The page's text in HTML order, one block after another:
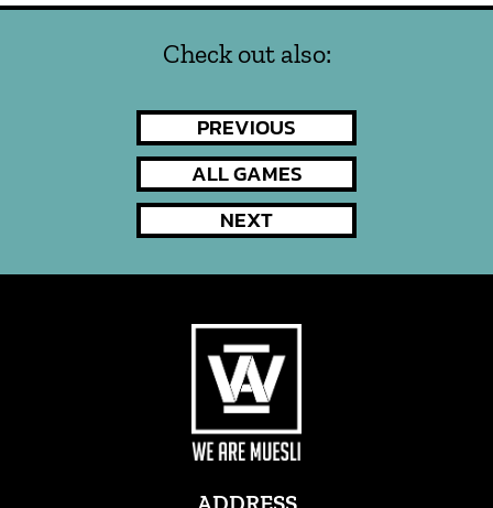
Check out also:
NAVIGAZIONE
ARTICOLI
PREVIOUS
POST
PREVIOUS
ALL GAMES
NEXT
POST
NEXT